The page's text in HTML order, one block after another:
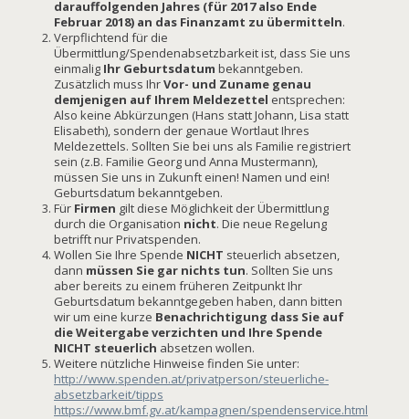
darauffolgenden Jahres (für 2017 also Ende
Februar 2018) an das Finanzamt zu übermitteln.
Verpflichtend für die
Übermittlung/Spendenabsetzbarkeit ist, dass Sie uns
einmalig Ihr Geburtsdatum bekanntgeben.
Zusätzlich muss IhrVor- und Zuname genau
demjenigen auf Ihrem Meldezettel entsprechen:
Also keine Abkürzungen (Hans statt Johann, Lisa statt
Elisabeth), sondern der genaue Wortlaut Ihres
Meldezettels. Sollten Sie bei uns als Familie registriert
sein (z.B. Familie Georg und Anna Mustermann),
müssen Sie uns in Zukunft einen! Namen und ein!
Geburtsdatum bekanntgeben.
Für Firmen gilt diese Möglichkeit der Übermittlung
durch die Organisation nicht. Die neue Regelung
betrifft nur Privatspenden.
Wollen Sie Ihre Spende NICHT steuerlich absetzen,
dann müssen Sie gar nichts tun. Sollten Sie uns
aber bereits zu einem früheren Zeitpunkt Ihr
Geburtsdatum bekanntgegeben haben, dann bitten
wir um eine kurze Benachrichtigung dass Sie auf
die Weitergabe verzichten und Ihre Spende
NICHT steuerlich absetzen wollen.
Weitere nützliche Hinweise finden Sie unter:
http://www.spenden.at/privatperson/steuerliche-
absetzbarkeit/tipps
https://www.bmf.gv.at/kampagnen/spendenservice.html